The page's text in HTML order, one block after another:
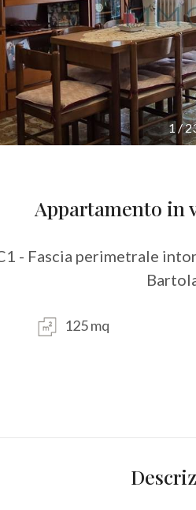
1 /
Appartamento in
- Fascia perimetrale
125 mq